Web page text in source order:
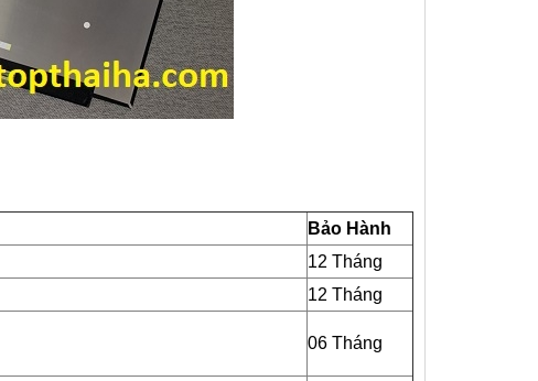
Bảo Hành
12 Tháng
12 Tháng
06 Tháng